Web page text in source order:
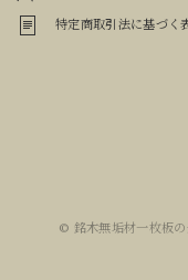
特定商取引法に基づく
© 銘木無垢材一枚板